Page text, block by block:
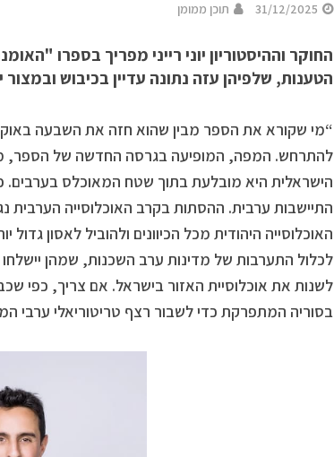
31/12/2025 תוכן ממומן
החוקר וההיסטוריון יוני רייני מפריך בספרו
הטענות, שלפיהן עזה נתונה עדיין בכיבוש ובמצור
“מי שקורא את הספר מבין שהוא חזה את השבעה
הישראלית היא מובלעת בתוך שטח המאוכלס בערבים.
התיישבות ערבית. ההסתות בקרב האוכלוסייה
האוכלוסייה היהודית מכל הכיוונים ולהוביל לאסון
לכלול התערבות של מדינות ערב השכנות, שמהן
לשנות את אוכלוסיית האזור בישראל. אם צריך, כפי
בסוריה המתפרקת כדי לשבור רצף טריטוריאלי ערבי